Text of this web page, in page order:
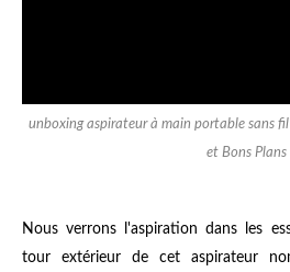
unboxing aspirateur à main portable sans
et Bons Plans
Nous verrons l'aspiration dans les
tour extérieur de cet aspirateur